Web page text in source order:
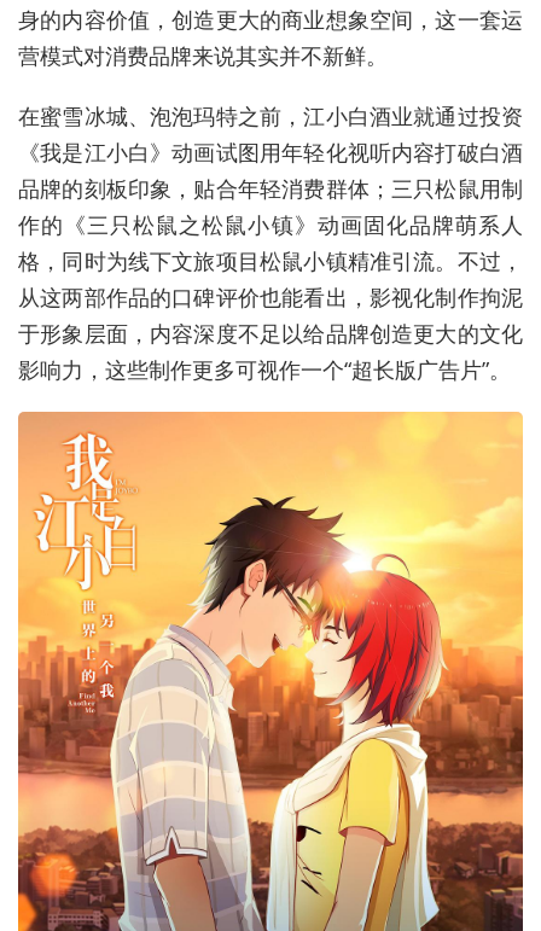
身的内容价值，创造更大的商业想象空间，这一套运
营模式对消费品牌来说其实并不新鲜。
在蜜雪冰城、泡泡玛特之前，江小白酒业就通过投资
《我是江小白》动画试图用年轻化视听内容打破白酒
品牌的刻板印象，贴合年轻消费群体；三只松鼠用制
作的《三只松鼠之松鼠小镇》动画固化品牌萌系人
格，同时为线下文旅项目松鼠小镇精准引流。不过，
从这两部作品的口碑评价也能看出，影视化制作拘泥
于形象层面，内容深度不足以给品牌创造更大的文化
影响力，这些制作更多可视作一个“超长版广告片”。